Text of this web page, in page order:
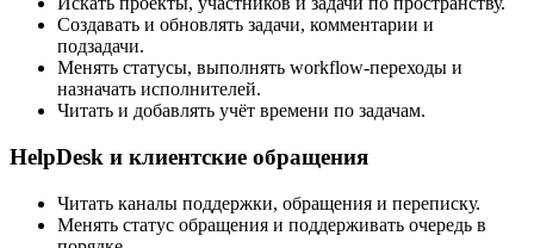
Задачи, workflow и время
Искать проекты, участников и задачи по пространству.
Создавать и обновлять задачи, комментарии и
подзадачи.
Менять статусы, выполнять workflow-переходы и
назначать исполнителей.
Читать и добавлять учёт времени по задачам.
HelpDesk и клиентские обращения